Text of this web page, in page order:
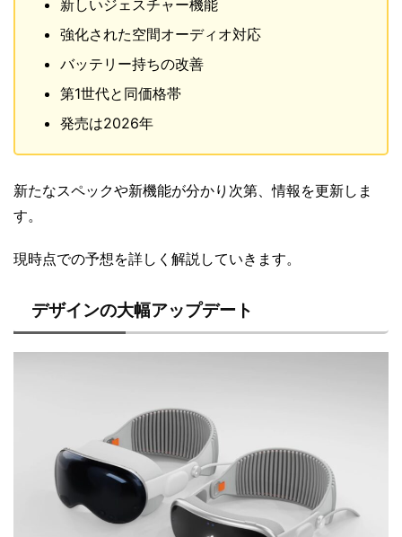
新しいジェスチャー機能
強化された空間オーディオ対応
バッテリー持ちの改善
第1世代と同価格帯
発売は2026年
新たなスペックや新機能が分かり次第、情報を更新しま
す。
現時点での予想を詳しく解説していきます。
デザインの大幅アップデート